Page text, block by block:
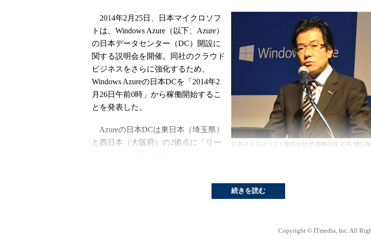
日本マイクロソフト株式会社 代表執行役 社長 樋口
2014年2月25日、日本マイクロソフ
トは、Windows Azure（以下、Azure）
の日本データセンター（DC）開設に
関する説明会を開催。同社のクラウド
ビジネスをさらに強化するため、
Windows Azureの日本DCを「2014年2
月26日午前0時」から稼働開始するこ
とを発表した。
Azureの日本DCは東日本（埼玉県）
と西日本（大阪府）の2拠点に「リー
したワールドワイドでDCを展開するコストメリットに加え、日本の顧客が必
続きを読む
Copyright © ITmedia, Inc. All